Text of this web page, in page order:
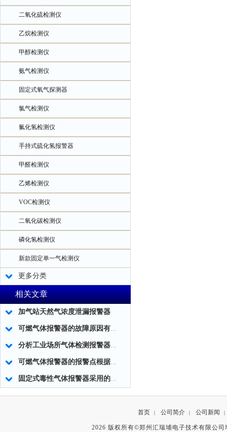
二氧化硫检测仪
乙烷检测仪
甲醇检测仪
氨气检测仪
固定式氧气探测器
氯气检测仪
氟化氢检测仪
手持式硫化氢报警器
甲醛检测仪
乙烯检测仪
VOC检测仪
二氧化碳检测仪
磷化氢检测仪
新款固定单一气检测仪
更多分类
相关文章
加气站天然气浓度泄漏报警器
可燃气体报警器的故障原因有哪些？
分析工业场所气体检测报警器安装位置
可燃气体报警器的报警点根据什么来设定
固定式毒性气体报警器采用的技术工作
首页 | 公司简介 | 公司新闻 |
2026 版权所有©郑州汇瑞埔电子技术有限公